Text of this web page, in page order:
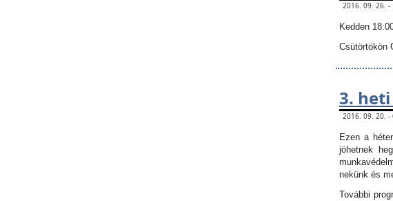
2016. 09. 26.
Kedden
Csütörtökön
3.
2016. 09. 20.
Ezen a
jöhetnek
nekünk és
További